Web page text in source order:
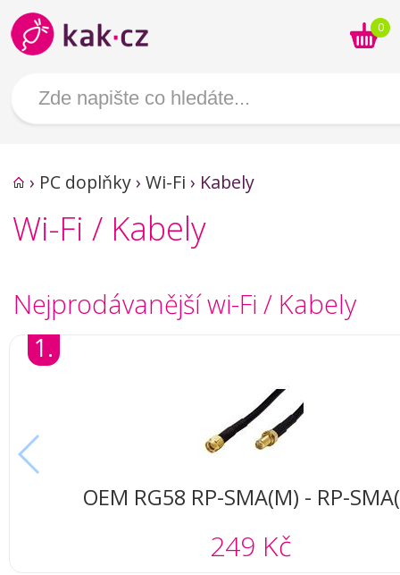
0
› PC doplňky› Wi-Fi › Kabely
Wi-Fi / Kabely
Nejprodávanější wi-Fi / Kabely
1.
OEM RG58 RP-SMA(M) - RP-
249 Kč